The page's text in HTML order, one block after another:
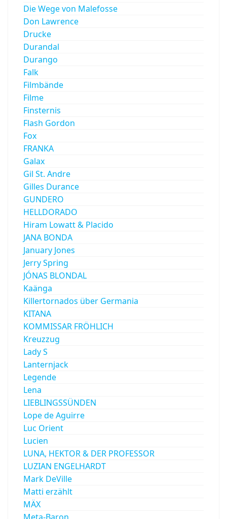
Die Wege von Malefosse
Don Lawrence
Drucke
Durandal
Durango
Falk
Filmbände
Filme
Finsternis
Flash Gordon
Fox
FRANKA
Galax
Gil St. Andre
Gilles Durance
GUNDERO
HELLDORADO
Hiram Lowatt & Placido
JANA BONDA
January Jones
Jerry Spring
JÓNAS BLONDAL
Kaänga
Killertornados über Germania
KITANA
KOMMISSAR FRÖHLICH
Kreuzzug
Lady S
Lanternjack
Legende
Lena
LIEBLINGSSÜNDEN
Lope de Aguirre
Luc Orient
Lucien
LUNA, HEKTOR & DER PROFESSOR
LUZIAN ENGELHARDT
Mark DeVille
Matti erzählt
MÄX